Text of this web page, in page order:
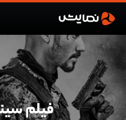
فیلم